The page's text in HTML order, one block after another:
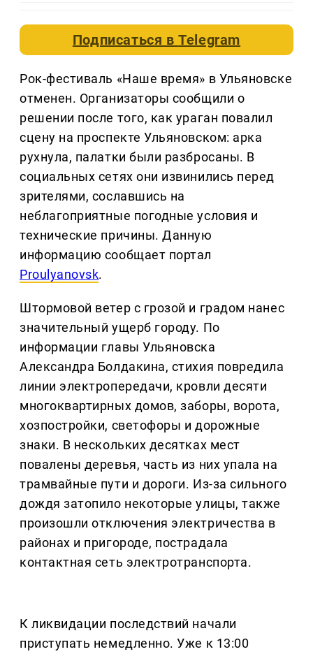
Подписаться вTelegram
Рок-фестиваль «Наше время» в Ульяновске
отменен. Организаторы сообщили о
решении после того, как ураган повалил
сцену на проспекте Ульяновском: арка
рухнула, палатки были разбросаны. В
социальных сетях они извинились перед
зрителями, сославшись на
неблагоприятные погодные условия и
технические причины. Данную
информацию сообщает портал
Proulyanovsk.
Штормовой ветер с грозой и градом нанес
значительный ущерб городу. По
информации главы Ульяновска
Александра Болдакина, стихия повредила
линии электропередачи, кровли десяти
многоквартирных домов, заборы, ворота,
хозпостройки, светофоры и дорожные
знаки. В нескольких десятках мест
повалены деревья, часть из них упала на
трамвайные пути и дороги. Из-за сильного
дождя затопило некоторые улицы, также
произошли отключения электричества в
районах и пригороде, пострадала
контактная сеть электротранспорта.
К ликвидации последствий начали
приступать немедленно. Уже к 13:00